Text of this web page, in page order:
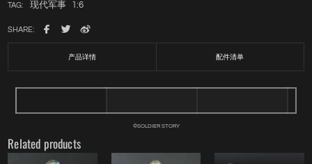
TAG: 现代军事 1:6
SHARE:
产品详情 配件清单
©SOLDIER STORY
Related products